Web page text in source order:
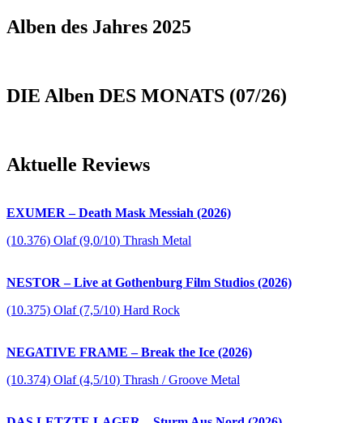
Alben des Jahres 2025
DIE Alben DES MONATS (07/26)
Aktuelle Reviews
EXUMER – Death Mask Messiah (2026)
(10.376) Olaf (9,0/10) Thrash Metal
NESTOR – Live at Gothenburg Film Studios (2026)
(10.375) Olaf (7,5/10) Hard Rock
NEGATIVE FRAME – Break the Ice (2026)
(10.374) Olaf (4,5/10) Thrash / Groove Metal